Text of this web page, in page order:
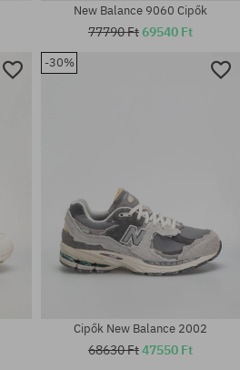
Elérhető méretek:
New Balance 9060 Cipők
77790 Ft69540 Ft
-30%
Cipők New Balance 2002
68630 Ft47550 Ft